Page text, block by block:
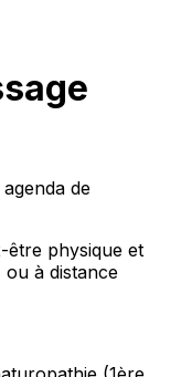
de
être physique et
ou à distance